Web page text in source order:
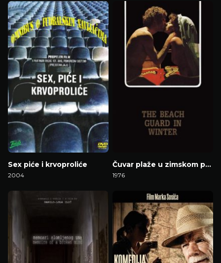
Sex piće i krvoproliće
2004
Čuvar plaže u zimskom periodu
1976